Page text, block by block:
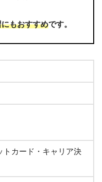
もおすすめです。
トカード・キャリア決